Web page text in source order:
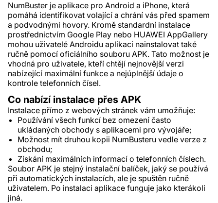
NumBuster je aplikace pro Android a iPhone, která
pomáhá identifikovat volající a chrání vás před spamem
a podvodnými hovory. Kromě standardní instalace
prostřednictvím Google Play nebo HUAWEI AppGallery
mohou uživatelé Androidu aplikaci nainstalovat také
ručně pomocí oficiálního souboru APK. Tato možnost je
vhodná pro uživatele, kteří chtějí nejnovější verzi
nabízející maximální funkce a nejúplnější údaje o
kontrole telefonních čísel.
Co nabízí instalace přes APK
Instalace přímo z webových stránek vám umožňuje:
Používání všech funkcí bez omezení často
ukládaných obchody s aplikacemi pro vývojáře;
Možnost mít druhou kopii NumBusteru vedle verze z
obchodu;
Získání maximálních informací o telefonních číslech.
Soubor APK je stejný instalační balíček, jaký se používá
při automatických instalacích, ale je spuštěn ručně
uživatelem. Po instalaci aplikace funguje jako kterákoli
jiná.